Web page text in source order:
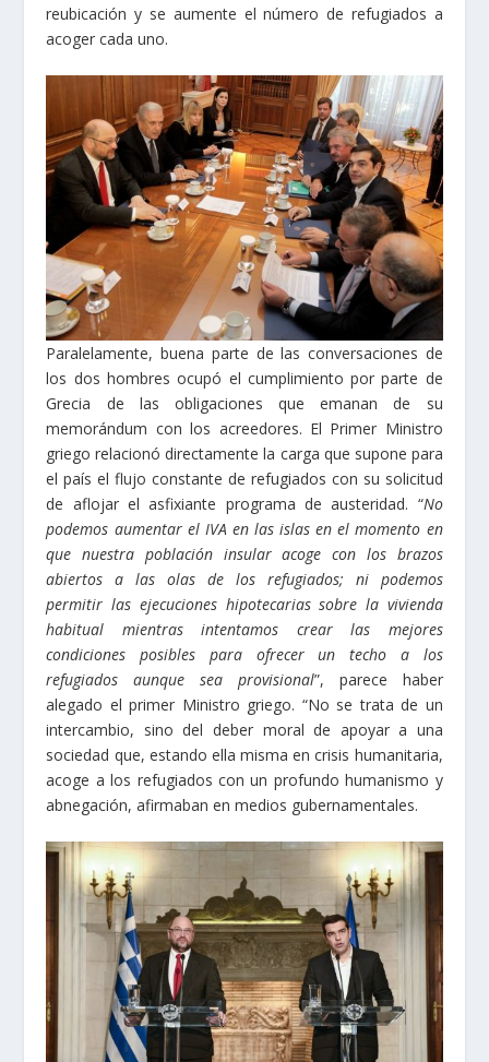
reubicación y se aumente el número de refugiados a
acoger cada uno.
Paralelamente, buena parte de las conversaciones de
los dos hombres ocupó el cumplimiento por parte de
Grecia de las obligaciones que emanan de su
memorándum con los acreedores. El Primer Ministro
griego relacionó directamente la carga que supone para
el país el flujo constante de refugiados con su solicitud
de aflojar el asfixiante programa de austeridad. “No
podemos aumentar el IVA en las islas en el momento en
que nuestra población insular acoge con los brazos
abiertos a las olas de los refugiados; ni podemos
permitir las ejecuciones hipotecarias sobre la vivienda
habitual mientras intentamos crear las mejores
condiciones posibles para ofrecer un techo a los
refugiados aunque sea provisional”, parece haber
alegado el primer Ministro griego. “No se trata de un
intercambio, sino del deber moral de apoyar a una
sociedad que, estando ella misma en crisis humanitaria,
acoge a los refugiados con un profundo humanismo y
abnegación, afirmaban en medios gubernamentales.